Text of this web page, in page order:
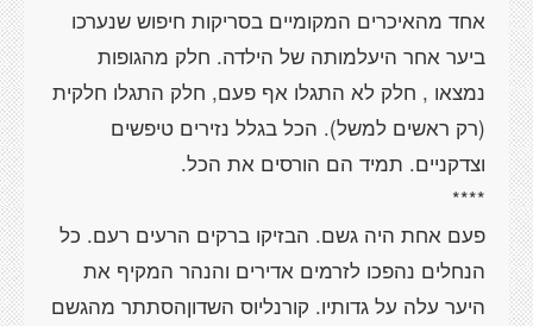
אחד מהאיכרים המקומיים בסריקות חיפוש שנערכו
ביער אחר היעלמותה של הילדה. חלק מהגופות
נמצאו , חלק לא התגלו אף פעם, חלק התגלו חלקית
(רק ראשים למשל). הכל בגלל נזירים טיפשים
פעם אחת היה גשם. הבזיקו ברקים הרעים רעם. כל
הנחלים נהפכו לזרמים אדירים והנהר המקיף את
היער עלה על גדותיו. קורנליוס השדוןהסתתר מהגשם